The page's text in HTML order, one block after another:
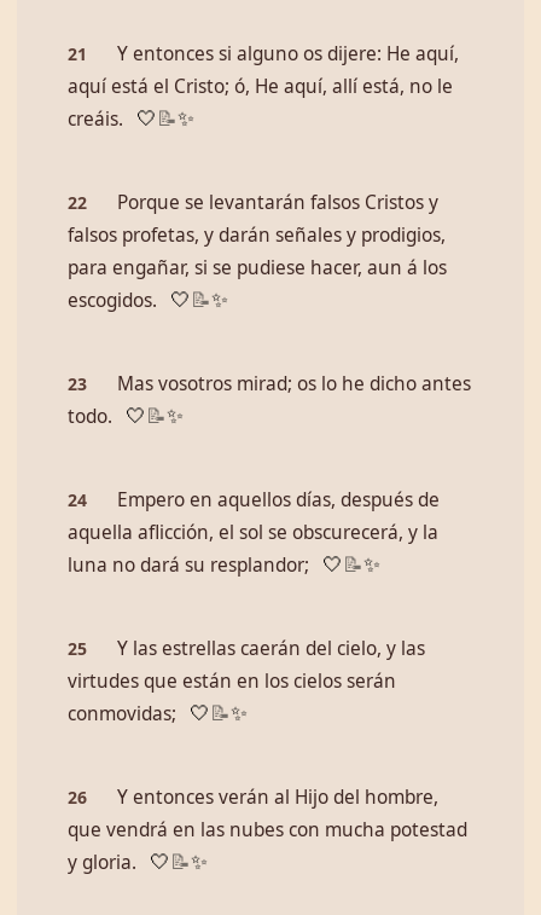
21
Y entonces si alguno os dijere: He aquí,
aquí está el Cristo; ó, He aquí, allí está, no le
creáis.
🤍 📝✨
22
Porque se levantarán falsos Cristos y
falsos profetas, y darán señales y prodigios,
para engañar, si se pudiese hacer, aun á los
escogidos.
🤍 📝✨
23
Mas vosotros mirad; os lo he dicho antes
todo.
🤍 📝✨
24
Empero en aquellos días, después de
aquella aflicción, el sol se obscurecerá, y la
luna no dará su resplandor;
🤍 📝✨
25
Y las estrellas caerán del cielo, y las
virtudes que están en los cielos serán
conmovidas;
🤍 📝✨
26
Y entonces verán al Hijo del hombre,
que vendrá en las nubes con mucha potestad
y gloria.
🤍 📝✨